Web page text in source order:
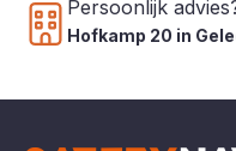
Persoonlijk
Hofkamp 20 in